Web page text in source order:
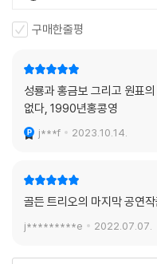
구매한줄평
성룡과 홍금보 그리고 원표
없다, 1990년홍콩영
j***f 2023.10.14.
골든 트리오의 마지막 공연
j*********e 2022.07.07.